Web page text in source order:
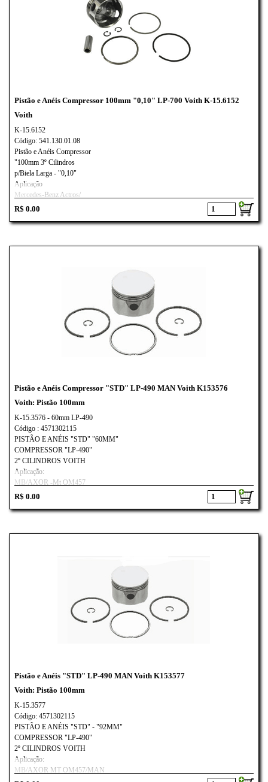
Pistão e Anéis Compressor 100mm "0,10" LP-700 Voith K-15.6152
Voith
K-15.6152
Código: 541.130.01.08
Pistão e Anéis Compressor
"100mm 3º Cilindros
p/Biela Larga - "0,10"
Aplicação
Mercedes-Benz Actros/
Voith LP-700
R$ 0.00
Pistão e Anéis Compressor "STD" LP-490 MAN Voith K153576
Voith: Pistão 100mm
K-15.3576 - 60mm LP-490
Código : 4571302115
PISTÃO E ANÉIS "STD" "60MM"
COMPRESSOR "LP-490"
2º CILINDROS VOITH
Aplicação:
MB/AXOR -Mt OM457
R$ 0.00
Pistão e Anéis "STD" LP-490 MAN Voith K153577
Voith: Pistão 100mm
K-15.3577
Código: 4571302115
PISTÃO E ANÉIS "STD" - "92MM"
COMPRESSOR "LP-490"
2º CILINDROS VOITH
Aplicação:
MB/AXOR MT OM457/MAN